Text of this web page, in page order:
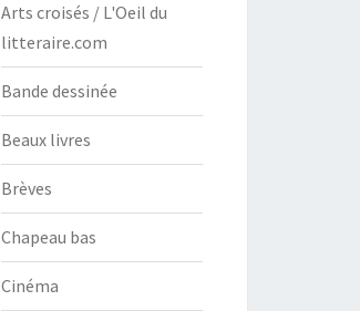
Arts croisés / L'Oeil du
litteraire.com
Bande dessinée
Beaux livres
Brèves
Chapeau bas
Cinéma